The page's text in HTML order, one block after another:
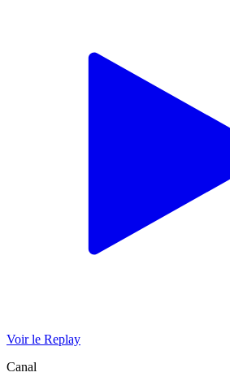
Voir le Replay
Canal